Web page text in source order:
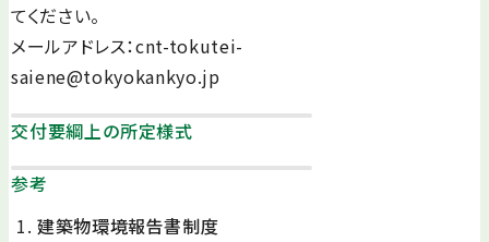
てください。
メールアドレス：cnt-tokutei-
saiene@tokyokankyo.jp
交付要綱上の所定様式
参考
建築物環境報告書制度